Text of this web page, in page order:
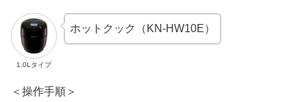
1.0Lタイプ
ホットクック（KN-HW10E）
＜操作手順＞